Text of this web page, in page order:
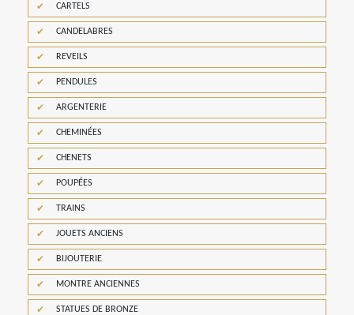
CARTELS
CANDELABRES
REVEILS
PENDULES
ARGENTERIE
CHEMINÉES
CHENETS
POUPÉES
TRAINS
JOUETS ANCIENS
BIJOUTERIE
MONTRE ANCIENNES
STATUES DE BRONZE